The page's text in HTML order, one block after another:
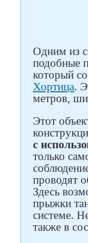
Одним из
подобные
который
Хортица.
метров,
Этот
с
только
проводят
Здесь
прыжки
системе.
также в
Следите